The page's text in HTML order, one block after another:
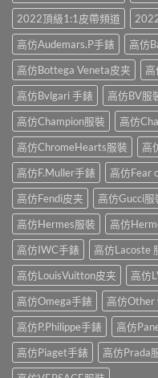
2022頂級1:1皮帶頻道
高仿Audemars.P手錶
高仿
高仿Bottega Veneta皮夹
高仿Bvlgari 手錶
高仿BV服
高仿Champion服裝
高仿
高仿ChromeHearts服裝
高
高仿F.Muller手錶
高仿Fear
高仿Fendi皮夹
高仿Gucci服
高仿Hermes服裝
高仿
高仿IWC手錶
高仿Lacoste
高仿LouisVuitton皮夹
高仿
高仿Omega手錶
高仿Other
高仿P.Philippe手錶
高仿
高仿Piaget手錶
高仿Prada